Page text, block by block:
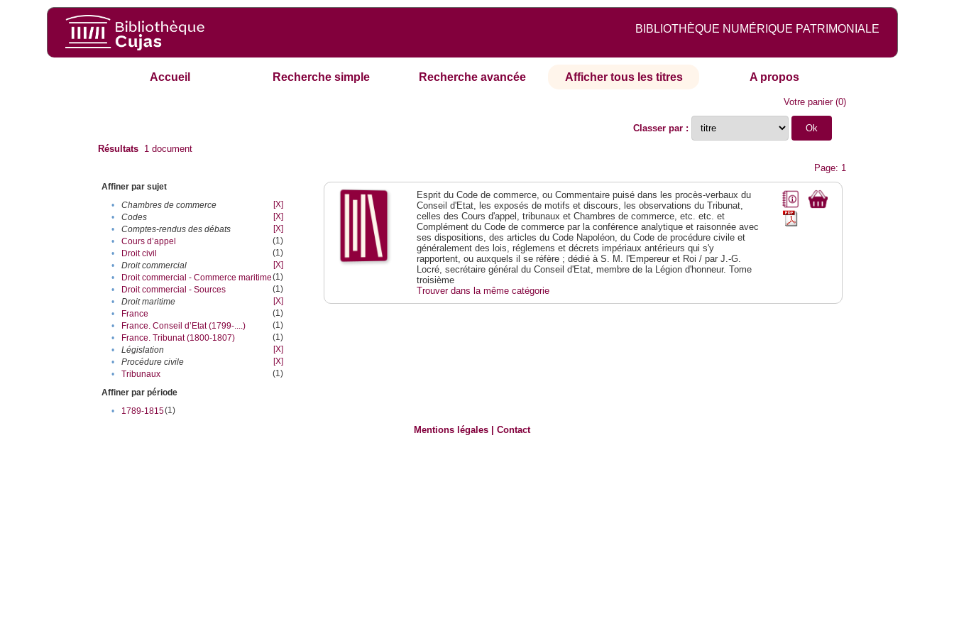
BIBLIOTHÈQUE NUMÉRIQUE PATRIMONIALE
Accueil Recherche simple Recherche avancée Afficher tous les titres A propos
Votre panier(0)
Classer par :
Résultats 1 document
Page: 1
Affiner par sujet
•
Chambres de commerce
[X]
•
Codes
[X]
•
Comptes-rendus des débats
[X]
•
Cours d’appel
(1)
•
Droit civil
(1)
•
Droit commercial
[X]
•
Droit commercial - Commerce maritime(1)
•
Droit commercial - Sources
(1)
•
Droit maritime
[X]
•
France
(1)
•
France. Conseil d’Etat (1799-....)
(1)
•
France. Tribunat (1800-1807)
(1)
•
Législation
[X]
•
Procédure civile
[X]
•
Tribunaux
(1)
Affiner par période
•
1789-1815(1)
Esprit du Code de commerce, ou Commentaire puisé dans les procès-verbaux du
Conseil d'Etat, les exposés de motifs et discours, les observations du Tribunat,
celles des Cours d'appel, tribunaux et Chambres de commerce, etc. etc. et
Complément du Code de commerce par la conférence analytique et raisonnée avec
ses dispositions, des articles du Code Napoléon, du Code de procédure civile et
généralement des lois, réglemens et décrets impériaux antérieurs qui s'y
rapportent, ou auxquels il se réfère ; dédié à S. M. l'Empereur et Roi / par J.-G.
Locré, secrétaire général du Conseil d'Etat, membre de la Légion d'honneur. Tome
troisième
Trouver dans la même catégorie
Mentions légales |Contact